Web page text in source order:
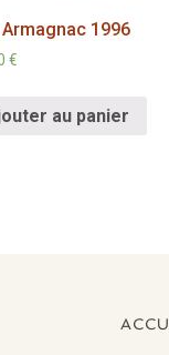
1996
€
au panier